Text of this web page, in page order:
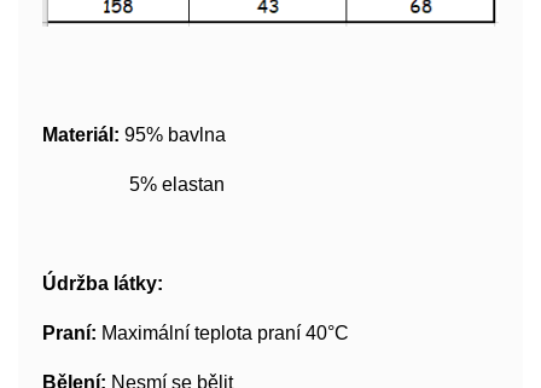
Materiál: 95% bavlna
5% elastan
Údržba látky:
Praní: Maximální teplota praní 40°C
Bělení: Nesmí se bělit